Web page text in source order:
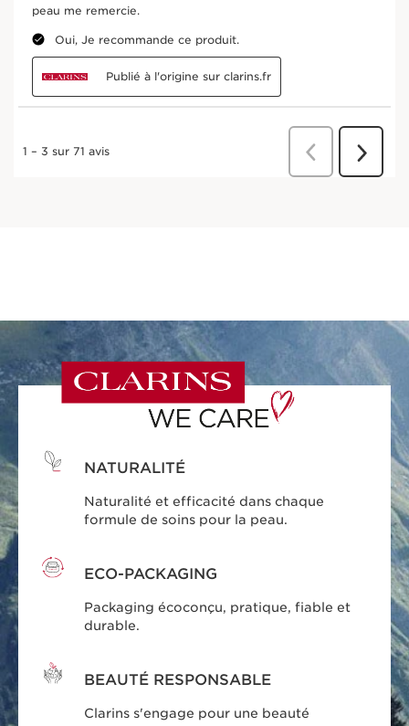
NATURALITÉ
Naturalité et efficacité dans chaque
formule de soins pour la peau.
ECO-PACKAGING
Packaging écoconçu, pratique, fiable et
durable.
BEAUTÉ RESPONSABLE
Clarins s'engage pour une beauté